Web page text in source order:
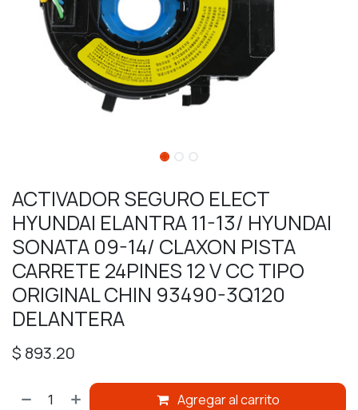
ACTIVADOR SEGURO ELECT
HYUNDAI ELANTRA 11-13/ HYUNDAI
SONATA 09-14/ CLAXON PISTA
CARRETE 24PINES 12 V CC TIPO
ORIGINAL CHIN 93490-3Q120
DELANTERA
$ 893.20
Agregar al carrito